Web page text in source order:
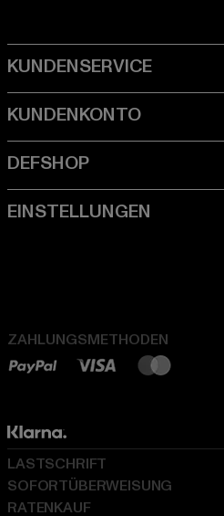
ZAHLUNGSMETHODEN
LASTSCHRIFT
SOFORTÜBERWEISUNG
RATENKAUF